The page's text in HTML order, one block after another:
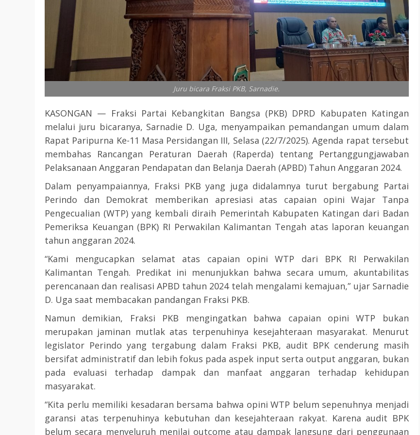
Juru bicara Fraksi PKB, Sarnadie.
KASONGAN — Fraksi Partai Kebangkitan Bangsa (PKB) DPRD Kabupaten Katingan
melalui juru bicaranya, Sarnadie D. Uga, menyampaikan pemandangan umum dalam
Rapat Paripurna Ke-11 Masa Persidangan III, Selasa (22/7/2025). Agenda rapat tersebut
membahas Rancangan Peraturan Daerah (Raperda) tentang Pertanggungjawaban
Pelaksanaan Anggaran Pendapatan dan Belanja Daerah (APBD) Tahun Anggaran 2024.
Dalam penyampaiannya, Fraksi PKB yang juga didalamnya turut bergabung Partai
Perindo dan Demokrat memberikan apresiasi atas capaian opini Wajar Tanpa
Pengecualian (WTP) yang kembali diraih Pemerintah Kabupaten Katingan dari Badan
Pemeriksa Keuangan (BPK) RI Perwakilan Kalimantan Tengah atas laporan keuangan
tahun anggaran 2024.
“Kami mengucapkan selamat atas capaian opini WTP dari BPK RI Perwakilan
Kalimantan Tengah. Predikat ini menunjukkan bahwa secara umum, akuntabilitas
perencanaan dan realisasi APBD tahun 2024 telah mengalami kemajuan,” ujar Sarnadie
D. Uga saat membacakan pandangan Fraksi PKB.
Namun demikian, Fraksi PKB mengingatkan bahwa capaian opini WTP bukan
merupakan jaminan mutlak atas terpenuhinya kesejahteraan masyarakat. Menurut
legislator Perindo yang tergabung dalam Fraksi PKB, audit BPK cenderung masih
bersifat administratif dan lebih fokus pada aspek input serta output anggaran, bukan
pada evaluasi terhadap dampak dan manfaat anggaran terhadap kehidupan
masyarakat.
“Kita perlu memiliki kesadaran bersama bahwa opini WTP belum sepenuhnya menjadi
garansi atas terpenuhinya kebutuhan dan kesejahteraan rakyat. Karena audit BPK
belum secara menyeluruh menilai outcome atau dampak langsung dari penggunaan